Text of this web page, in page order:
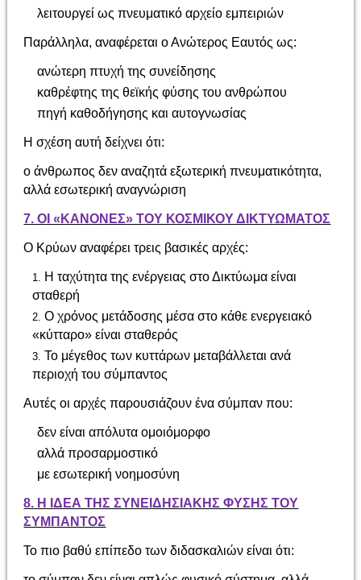
λειτουργεί ως πνευματικό αρχείο εμπειριών
Παράλληλα, αναφέρεται ο Ανώτερος Εαυτός ως:
ανώτερη πτυχή της συνείδησης
καθρέφτης της θεϊκής φύσης του ανθρώπου
πηγή καθοδήγησης και αυτογνωσίας
Η σχέση αυτή δείχνει ότι:
ο άνθρωπος δεν αναζητά εξωτερική πνευματικότητα,
αλλά εσωτερική αναγνώριση
7. ΟΙ «ΚΑΝΟΝΕΣ» ΤΟΥ ΚΟΣΜΙΚΟΥ ΔΙΚΤΥΩΜΑΤΟΣ
Ο Κρύων αναφέρει τρεις βασικές αρχές:
Η ταχύτητα της ενέργειας στο Δικτύωμα είναι
σταθερή
Ο χρόνος μετάδοσης μέσα στο κάθε ενεργειακό
«κύτταρο» είναι σταθερός
Το μέγεθος των κυττάρων μεταβάλλεται ανά
περιοχή του σύμπαντος
Αυτές οι αρχές παρουσιάζουν ένα σύμπαν που:
δεν είναι απόλυτα ομοιόμορφο
αλλά προσαρμοστικό
με εσωτερική νοημοσύνη
8. Η ΙΔΕΑ ΤΗΣ ΣΥΝΕΙΔΗΣΙΑΚΗΣ ΦΥΣΗΣ ΤΟΥ
ΣΥΜΠΑΝΤΟΣ
Το πιο βαθύ επίπεδο των διδασκαλιών είναι ότι: